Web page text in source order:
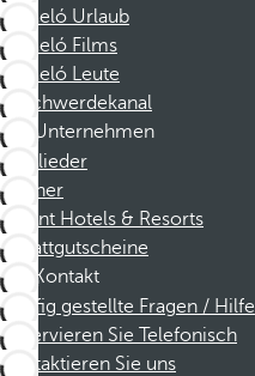
Barceló Urlaub
Barceló Films
Barceló Leute
Beschwerdekanal
Unternehmen
Mitglieder
Partner
Dorint Hotels & Resorts
Rabattgutscheine
Kontakt
Häufig gestellte Fragen / Hilfe
Reservieren Sie Telefonisch
Kontaktieren Sie uns